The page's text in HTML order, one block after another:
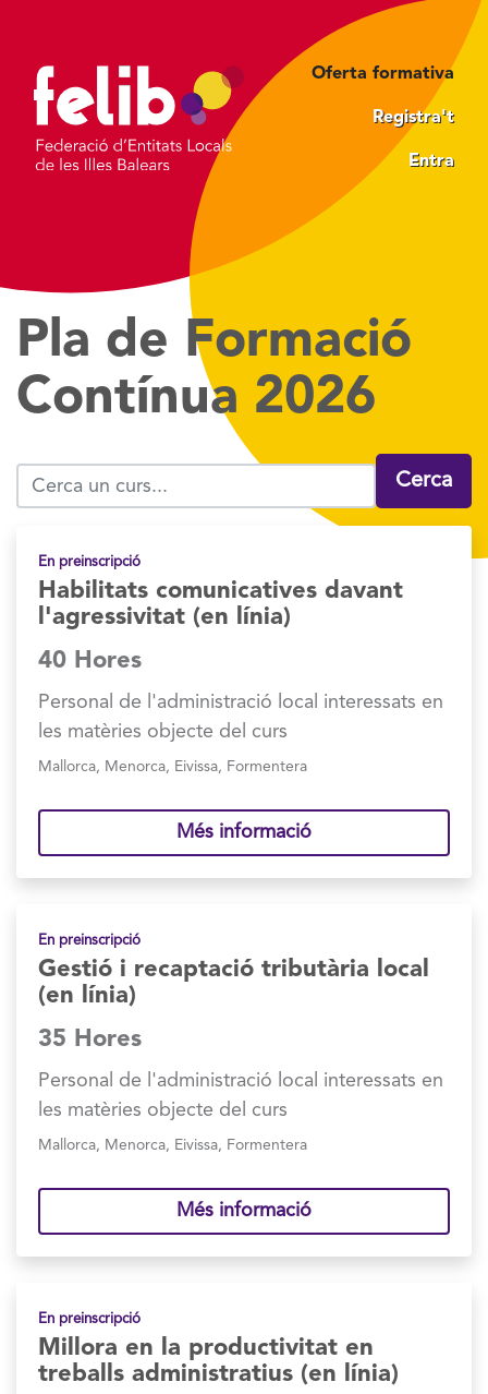
contingut
Oferta formativa
Registra't
Entra
Pla de Formació
Contínua 2026
En preinscripció
Habilitats comunicatives davant
l'agressivitat (en línia)
40 Hores
Personal de l'administració local interessats en
les matèries objecte del curs
Mallorca, Menorca, Eivissa, Formentera
Més informació
En preinscripció
Gestió i recaptació tributària local
(en línia)
35 Hores
Personal de l'administració local interessats en
les matèries objecte del curs
Mallorca, Menorca, Eivissa, Formentera
Més informació
En preinscripció
Millora en la productivitat en
treballs administratius (en línia)